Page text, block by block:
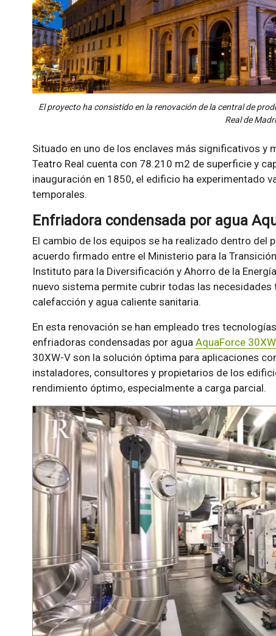
El proyecto ha consistido en la renovación de la central de
Real de
Situado en uno de los enclaves más significativos y
Teatro Real cuenta con 78.210 m2 de superficie y
inauguración en 1850, el edificio ha experimentado
temporales.
Enfriadora condensada por agua
El cambio de los equipos se ha realizado dentro del
acuerdo firmado entre el Ministerio para la
Instituto para la Diversificación y Ahorro de la
nuevo sistema permite cubrir todas las
calefacción y agua caliente sanitaria.
En esta renovación se han empleado tres
enfriadoras condensadas por agua AquaForce
30XW-V son la solución óptima para aplicaciones
instaladores, consultores y propietarios de los
rendimiento óptimo, especialmente a carga parcial.